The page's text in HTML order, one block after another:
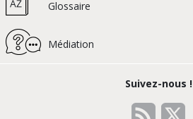
Glossaire
Médiation
Suivez-nous !